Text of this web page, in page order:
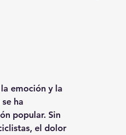
emoción y la
ha
popular. Sin
el dolor